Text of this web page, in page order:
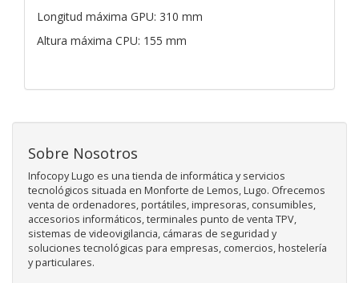
Longitud máxima GPU: 310 mm
Altura máxima CPU: 155 mm
Sobre Nosotros
Infocopy Lugo es una tienda de informática y servicios
tecnológicos situada en Monforte de Lemos, Lugo. Ofrecemos
venta de ordenadores, portátiles, impresoras, consumibles,
accesorios informáticos, terminales punto de venta TPV,
sistemas de videovigilancia, cámaras de seguridad y
soluciones tecnológicas para empresas, comercios, hostelería
y particulares.